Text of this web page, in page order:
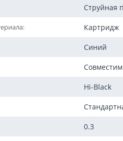
Струйная
Картридж
Синий
Hi-Black
0.3